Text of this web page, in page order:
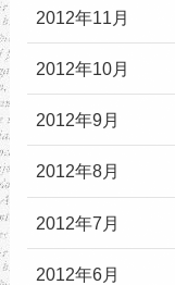
2012年11月
2012年10月
2012年9月
2012年8月
2012年7月
2012年6月